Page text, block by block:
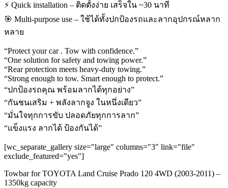
⚡ Quick installation – ติดตั้งง่าย เสร็จใน ~30 นาที
🎯 Multi-purpose use – ใช้ได้ทั้งปกป้องรถและลากอุปกรณ์หลาก
หลาย
“Protect your car . Tow with confidence.”
“One solution for safety and towing power.”
“Rear protection meets heavy-duty towing.”
“Strong enough to tow. Smart enough to protect.”
“ปกป้องรถคุณ พร้อมลากได้ทุกอย่าง”
“กันชนเสริม + พลังลากจูง ในหนึ่งเดียว”
“มั่นใจทุกการขับ ปลอดภัยทุกการลาก”
“แข็งแรง ลากได้ ป้องกันได้”
[wc_separate_gallery size="large" columns="3" link="file"
exclude_featured="yes"]
Towbar for TOYOTA Land Cruise Prado 120 4WD (2003-2011) –
1350kg capacity